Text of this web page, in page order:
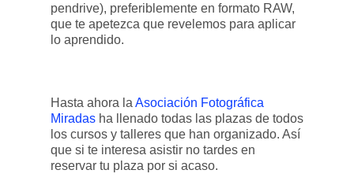
pendrive), preferiblemente en formato RAW,
que te apetezca que revelemos para aplicar
lo aprendido.
Hasta ahora la Asociación Fotográfica
Miradas ha llenado todas las plazas de todos
los cursos y talleres que han organizado. Así
que si te interesa asistir no tardes en
reservar tu plaza por si acaso.